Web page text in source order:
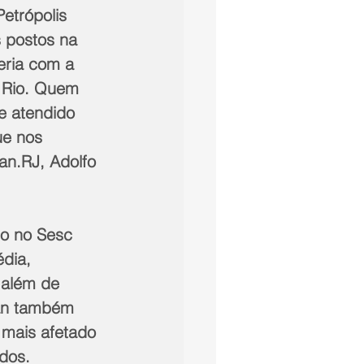
postos na
com a
Quem
atendido
nos
Adolfo
no Sesc
de
também
afetado